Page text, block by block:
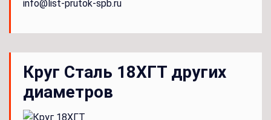
info@list-prutok-spb.ru
Круг Сталь 18ХГТ других
диаметров